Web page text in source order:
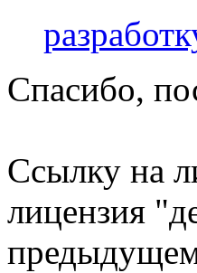
Спасибо,
Ссылку на
лицензия
предыдущем